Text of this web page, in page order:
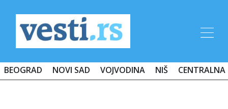
BEOGRAD NOVI SAD VOJVODINA NIŠ CENTRALNA